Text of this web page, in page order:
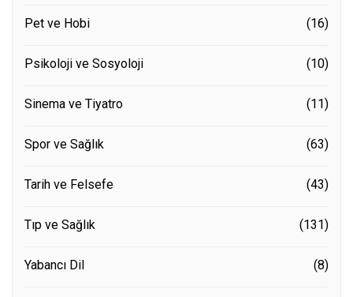
Pet ve Hobi (16)
Psikoloji ve Sosyoloji (10)
Sinema ve Tiyatro (11)
Spor ve Sağlık (63)
Tarih ve Felsefe (43)
Tıp ve Sağlık (131)
Yabancı Dil (8)